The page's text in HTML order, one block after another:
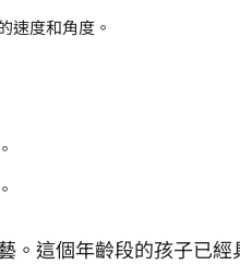
速度和角度。
。這個年齡段的孩子已